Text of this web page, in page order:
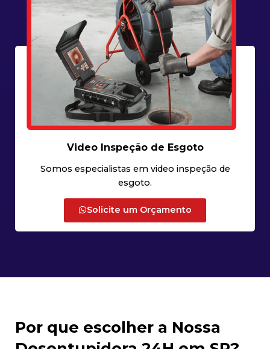
Video Inspeção de Esgoto
Somos especialistas em video inspeção de
esgoto.
Solicite um Orçamento
Por que escolher a Nossa